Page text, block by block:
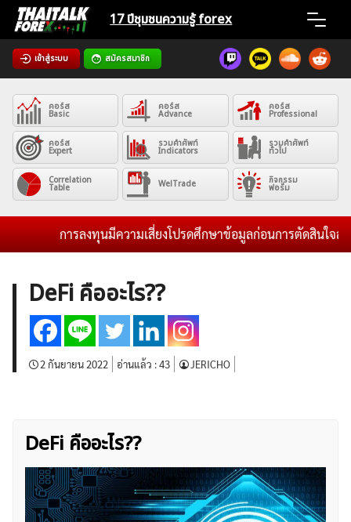
Skip
content
17 ปีชุมชนความรู้ forex
เข้าสู่ระบบ สมัครสมาชิก
Home
News
Articles
VPS Register
ค้นหา
สำหรับ:
คอร์ส
Basic
คอร์ส
Advance
คอร์ส
Professional
คอร์ส
Expert
รวมคำศัพท์
Indicators
รวมคำศัพท์
ทั่วไป
Correlation
Table WelTrade กิจกรรม
ฟอรั่ม
การลงทุนมีความเสี่ยงโปรดศึกษาข้อมูลก่อนการตัดสินใจลง
DeFi คืออะไร??
2 กันยายน 2022 อ่านแล้ว :43 JERICHO
DeFi คืออะไร??